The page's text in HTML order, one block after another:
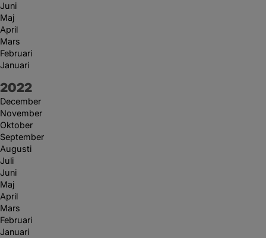
Juni
Maj
April
Mars
Februari
Januari
År:
2022
December
November
Oktober
September
Augusti
Juli
Juni
Maj
April
Mars
Februari
Januari